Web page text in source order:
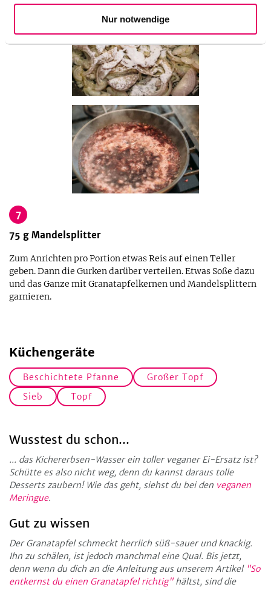
Nur notwendige
7
75 g Mandelsplitter
Zum Anrichten pro Portion etwas Reis auf einen Teller
geben. Dann die Gurken darüber verteilen. Etwas Soße dazu
und das Ganze mit Granatapfelkernen und Mandelsplittern
garnieren.
Küchengeräte
Beschichtete Pfanne
Großer Topf
Sieb
Topf
Wusstest du schon...
... das Kichererbsen-Wasser ein toller veganer Ei-Ersatz ist?
Schütte es also nicht weg, denn du kannst daraus tolle
Desserts zaubern! Wie das geht, siehst du bei den veganen
Meringue.
Gut zu wissen
Der Granatapfel schmeckt herrlich süß-sauer und knackig.
Ihn zu schälen, ist jedoch manchmal eine Qual. Bis jetzt,
denn wenn du dich an die Anleitung aus unserem Artikel "So
entkernst du einen Granatapfel richtig"hältst, sind die